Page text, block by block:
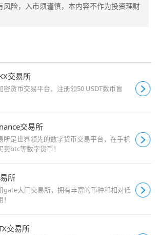
风险，入市须谨慎，本内容不作为投资理财
交易所
密货币交易平台，注册领50 USDT数币盲
交易所
所是世界领先的数字货币交易平台，在手机
卖btc等数字货币！
所
gate大门交易所，拥有丰富的币种和相对低
交易所